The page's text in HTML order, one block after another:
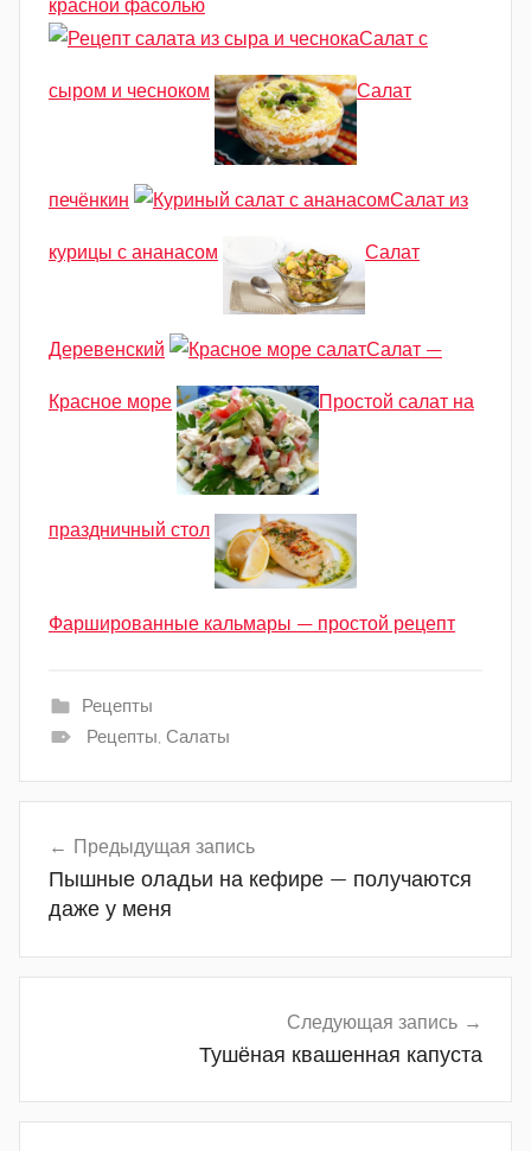
красной фасолью
Салат с
сыром и чесноком Салат
печёнкин Салат из
курицы с ананасом Салат
Деревенский Салат —
Красное море Простой салат на
праздничный стол
Фаршированные кальмары — простой рецепт
Рецепты
Рецепты, Салаты
Навигация
по
Предыдущая запись
Пышные оладьи на кефире — получаются
даже у меня
Следующая запись
Тушёная квашенная капуста